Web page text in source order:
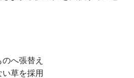
へ張替え
い草を採用